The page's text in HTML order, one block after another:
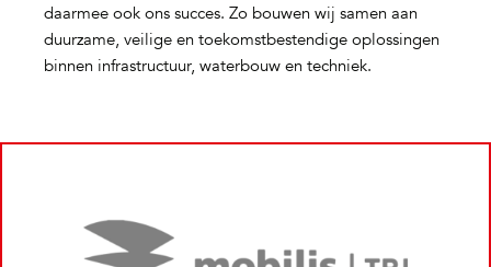
daarmee ook ons succes. Zo bouwen wij samen aan
duurzame, veilige en toekomstbestendige oplossingen
binnen infrastructuur, waterbouw en techniek.